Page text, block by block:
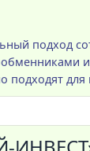
подход
подходят